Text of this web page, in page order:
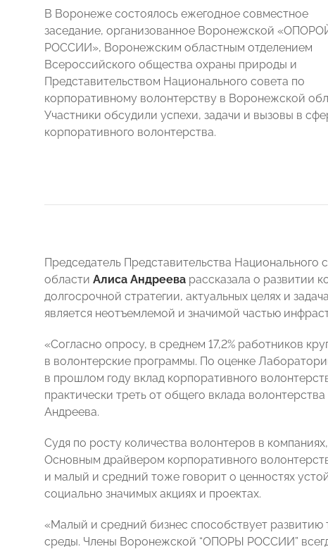
В Воронеже состоялось ежегодное совместное
заседание, организованное Воронежской
РОССИИ», Воронежским областным отделением
Всероссийского общества охраны природы и
Представительством Национального совета по
корпоративному волонтерству в Воронежской
Участники обсудили успехи, задачи и вызовы в
корпоративного волонтерства.
Председатель Представительства
области Алиса Андреева рассказала о развитии
долгосрочной стратегии, актуальных целях и
является неотъемлемой и значимой частью
«Согласно опросу, в среднем 17,2% работников
в волонтерские программы. По оценке
в прошлом году вклад корпоративного
практически треть от общего вклада
Андреева.
Судя по росту количества волонтеров в
Основным драйвером корпоративного
и малый и средний тоже говорит о ценностях
социально значимых акциях и проектах.
«Малый и средний бизнес способствует
среды. Члены Воронежской “ОПОРЫ РОССИИ”